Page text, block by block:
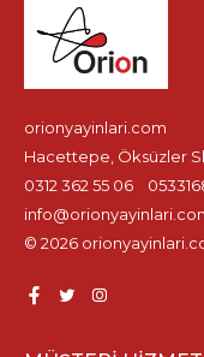
orionyayinlari.com
Hacettepe, Öksüzler
0312 362 55 06
© 2026